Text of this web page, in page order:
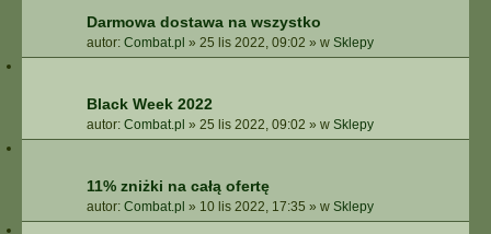
Darmowa dostawa na wszystko
autor: Combat.pl » 25 lis 2022, 09:02 » w Sklepy
Black Week 2022
autor: Combat.pl » 25 lis 2022, 09:02 » w Sklepy
11% zniżki na całą ofertę
autor: Combat.pl » 10 lis 2022, 17:35 » w Sklepy